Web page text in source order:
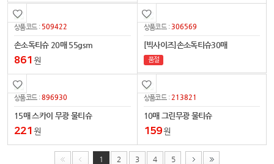
상품코드 : 509422
손소독티슈 20매 55gsm
861 원
상품코드 : 306569
[빅사이즈]손소독티슈30매
품절
상품코드 :896930
15매 스카이 무광 물티슈
221 원
상품코드 : 213821
10매 그린무광 물티슈
159원
1 2 3 4 5